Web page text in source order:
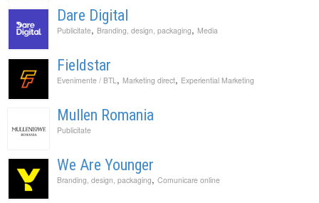
Dare Digital
Publicitate, Branding, design, packaging, Media
Fieldstar
Evenimente / BTL , Marketing direct, Experiential Marketing
Mullen Romania
Publicitate
We Are Younger
Branding, design, packaging, Comunicare online